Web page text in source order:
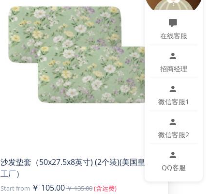
沙发垫套（50x27.5x8英寸) (2个装)(美国皇后
工厂）
Start from ￥ 105.00￥ 135.00(含运费)
在线客服
招商经理
微信客服1
微信客服2
QQ客服